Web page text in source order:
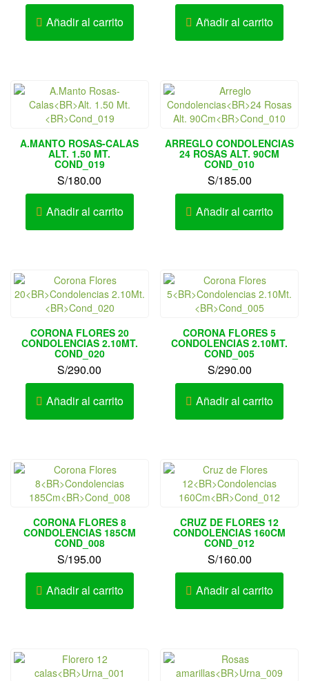
Añadir al carrito
Añadir al carrito
A.MANTO ROSAS-CALAS
ALT. 1.50 MT.
COND_019
S/180.00
Añadir al carrito
ARREGLO CONDOLENCIAS
24 ROSAS ALT. 90CM
COND_010
S/185.00
Añadir al carrito
CORONA FLORES 20
CONDOLENCIAS 2.10MT.
COND_020
S/290.00
Añadir al carrito
CORONA FLORES 5
CONDOLENCIAS 2.10MT.
COND_005
S/290.00
Añadir al carrito
CORONA FLORES 8
CONDOLENCIAS 185CM
COND_008
S/195.00
Añadir al carrito
CRUZ DE FLORES 12
CONDOLENCIAS 160CM
COND_012
S/160.00
Añadir al carrito